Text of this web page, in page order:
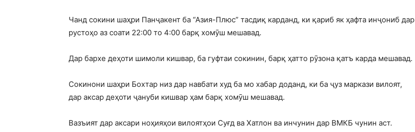
Чанд сокини шаҳри Панҷакент ба “Азия-Плюс” тасдиқ карданд, ки қариб як ҳафта инҷониб дар
рустоҳо аз соати 22:00 то 4:00 барқ хомӯш мешавад.
Дар бархе деҳоти шимоли кишвар, ба гуфтаи сокинин, барқ ҳатто рӯзона қатъ карда мешавад.
Сокинони шаҳри Бохтар низ дар навбати худ ба мо хабар доданд, ки ба ҷуз маркази вилоят,
дар аксар деҳоти ҷануби кишвар ҳам барқ хомӯш мешавад.
Вазъият дар аксари ноҳияҳои вилоятҳои Суғд ва Хатлон ва инчунин дар ВМКБ чунин аст.